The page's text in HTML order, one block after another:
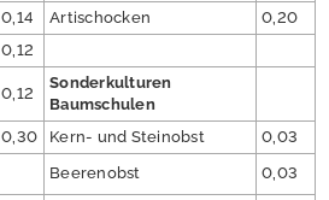
0,14 Artischocken
0,20
0,12
0,12
Sonderkulturen
Baumschulen
0,30 Kern- und Steinobst 0,03
Beerenobst 0,03